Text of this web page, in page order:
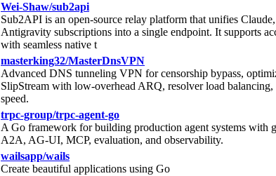
Wei-Shaw/sub2api
Sub2API is an open-source relay platform that unifies
Antigravity subscriptions into a single endpoint. It supports
with seamless native t
masterking32/MasterDnsVPN
Advanced DNS tunneling VPN for censorship bypass,
SlipStream with low-overhead ARQ, resolver load
speed.
trpc-group/trpc-agent-go
A Go framework for building production agent systems with
A2A, AG-UI, MCP, evaluation, and observability.
wailsapp/wails
Create beautiful applications using Go